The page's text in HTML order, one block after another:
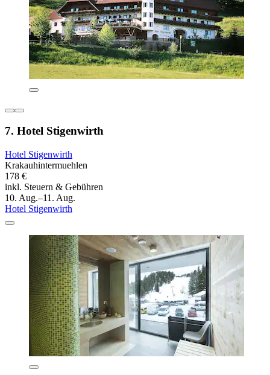
7. Hotel Stigenwirth
Hotel Stigenwirth
Krakauhintermuehlen
178 €
inkl. Steuern & Gebühren
10. Aug.–11. Aug.
Hotel Stigenwirth